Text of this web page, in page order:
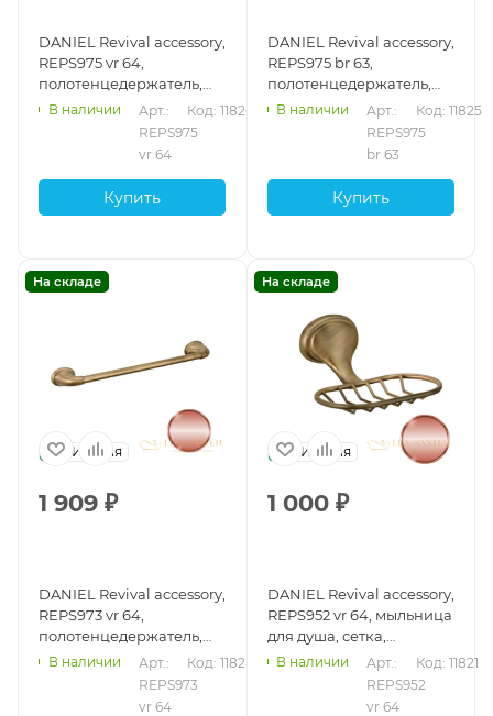
DANIEL Revival accessory,
REPS975 vr 64,
полотенцедержатель,
подвесной, 60 см, медь
В наличии
Арт.:
REPS975
vr 64
Код: 11826
Купить
DANIEL Revival accessory,
REPS975 br 63,
полотенцедержатель,
подвесной, 60 см,
В наличии
Арт.:
REPS975
br 63
Код: 11825
Купить
На складе
Италия
1 909 ₽
DANIEL Revival accessory,
REPS973 vr 64,
полотенцедержатель,
подвесной, 40 см, медь
В наличии
Арт.:
REPS973
vr 64
Код: 11824
На складе
Италия
1 000₽
DANIEL Revival accessory,
REPS952 vr 64, мыльница
для душа, сетка,
подвесная, цвет vecchio
В наличии
Арт.:
REPS952
vr 64
Код: 11821